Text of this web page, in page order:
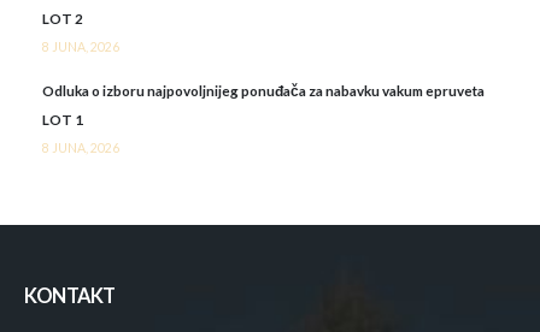
LOT 2
8 JUNA, 2026
Odluka o izboru najpovoljnijeg ponuđača za nabavku vakum epruveta
LOT 1
8 JUNA, 2026
KONTAKT